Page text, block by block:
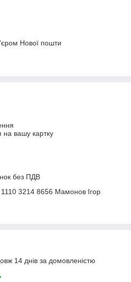
Нової пошти
на вашу картку
без ПДВ
3214 8656 Мамонов Ігор
14 днів за домовленістю